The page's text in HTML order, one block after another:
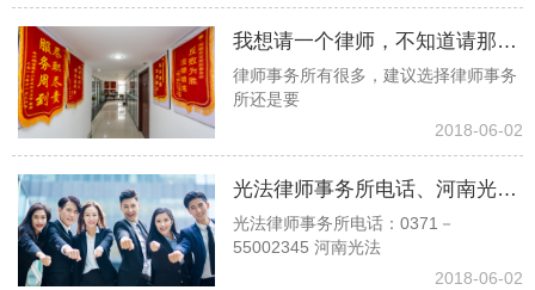
一个孙子，但是当我们问他要钱
时，他说他是孙子没有赡养我们
的义务，请问对吗？
我想请一个律师，不知道请那个
律师事务所更好些！
律师事务所有很多，建议选择律师事务
所还是要
2018-06-02
光法律师事务所电话、河南光法
律师事务所电话、郑州光法律师
事务所电话037155002345
光法律师事务所电话：0371－
55002345 河南光法
2018-06-02